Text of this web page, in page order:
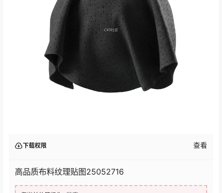
下载权限 查看
高品质布料纹理贴图25052716